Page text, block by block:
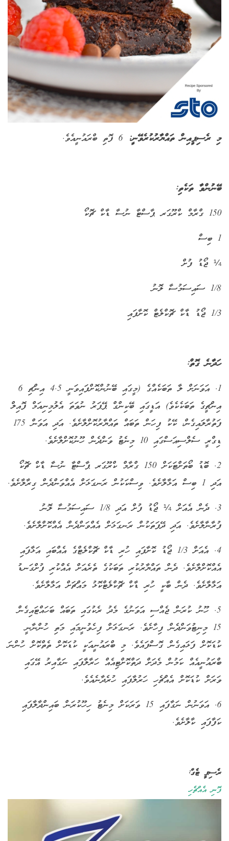
މި ރެސިޕީއިން ތައްޔާރުކުރެވޭނީ:6 ފޮތި ބްރައުނީއެވެ.
ބޭނުންވާ ތަކެތި:
150 ގްރާމް ކްރޫގަރ ޕާސްޓާ ނުސާ ޑާކް ޗޮކޯ
1 ބިސް
¼ ޖޯޑު ފުށް
1/8 ސައިސަމުސާ ލޮނު
1/3 ޖޯޑު ޑާކް ޗޮކްލެޓް ކޮށާފައި
ހަދާނެ ގޮތް:
1. އަވަނަށް ލާ ތަބަކެއްގެ (މީގައި ބޭނުންކޮށްފައިވަނީ 4.5 އިންޗި 6
އިންޗީގެ ތަބަކެކެވެ) އަޑީގައި ބޭކިންގް ޕޭޕަރު ނުވަތަ އެލުމިނިއަމް ފޮއިލް
ފަތުރާލައިގެން، ކޭކު ފިހަން ތަބައް ތައްޔާރުކޮށްލާށެވެ.
އަދި އަވަން 175
ޑިގްރީ ސެލްސިއަސްގައި 10 މިނެޓު ވަންދެން ހޫނުކޮށްލާށެވެ.
2. ބޮޑު ބޯތަށްޓަކަށް 150 ގްރާމް ކްރޫގަރ ޕާސްޓާ ނުސާ ޑާކް ޗޮކޯ
އަދި 1 ބިސް އަޅާލާށެވެ. ވިސްކަކުން ރަނގަޅަށް އެއްވަންދެން ގިރާލާށެވެ.
3. ދެން އެއަށް ¼ ޖޯޑު ފުށް އަދި 1/8 ސައިސަމުސާ ލޮނު
ފުރާނާލާށެވެ. އަދި ދޭފަތަކުން ރަނގަޅަށް އެއްވަންދެން އެއްކޮށްލާށެވެ.
4. އެއަށް 1/3 ޖޯޑު ކޮށާފައި ހުރި ޑާކް ޗޮކްލެޓްގެ އެއްބައި އަޅާފައި
އެއްކޮށްލާށެވެ. ދެން ތައްޔާރުކުރި ތަބަކުގެ ތެރެއަށް އެއްކުރި ފުށްގަނޑު
އަޅާލާށެވެ. ދެން ބާކީ ހުރި ޑާކް ޗޮކްލެޓްކޮޅު މައްޗަށް އަޅާލާށެވެ.
5. ހޫނު ކުރަން ޖެއްސި އަވަނުގެ މެދު ރެކުގައި ތަބައް ބަހައްޓައިގެން
15 މިނިޓުވަންދެން ފިހާށެވެ. ރަނގަޅަށް ފިހެވުނީމައި މަތި ހުންނާނީ
ކުޑަކޮށް ފަޅައިގެން ގޮސްފައެވެ. މި ބްރައުނީއަކީ ކުޑަކޮށް ތެތްކޮށް ހުންނަ
ބްރައުނީއެއް ކަމުން މެދަށް ދަތްކޮށްޓިއެއް ހަރާލާފައި ނަގާއިރު އޭގައި
ވަރަށް ކުޑަކޮށް އެއްޗެހި ހަރުލާފައި ހުރެދާނެއެވެ.
6. އަވަނުން ނަގާފައި 15 ވަރަކަށް މިނެޓު ހިހޫކުރަން ބައިންދާލާފައި
ކަފާފައި ކާލާށެވެ.
ރެސިޕީ ޓެގް:
ފޮނި އެއްޗެހި